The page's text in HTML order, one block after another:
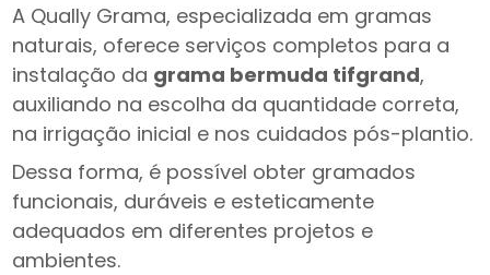
A Qually Grama, especializada em gramas
naturais, oferece serviços completos para a
instalação da grama bermuda tifgrand,
auxiliando na escolha da quantidade correta,
na irrigação inicial e nos cuidados pós-plantio.
Dessa forma, é possível obter gramados
funcionais, duráveis e esteticamente
adequados em diferentes projetos e
ambientes.